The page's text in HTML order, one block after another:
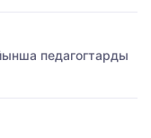
педагогтарды